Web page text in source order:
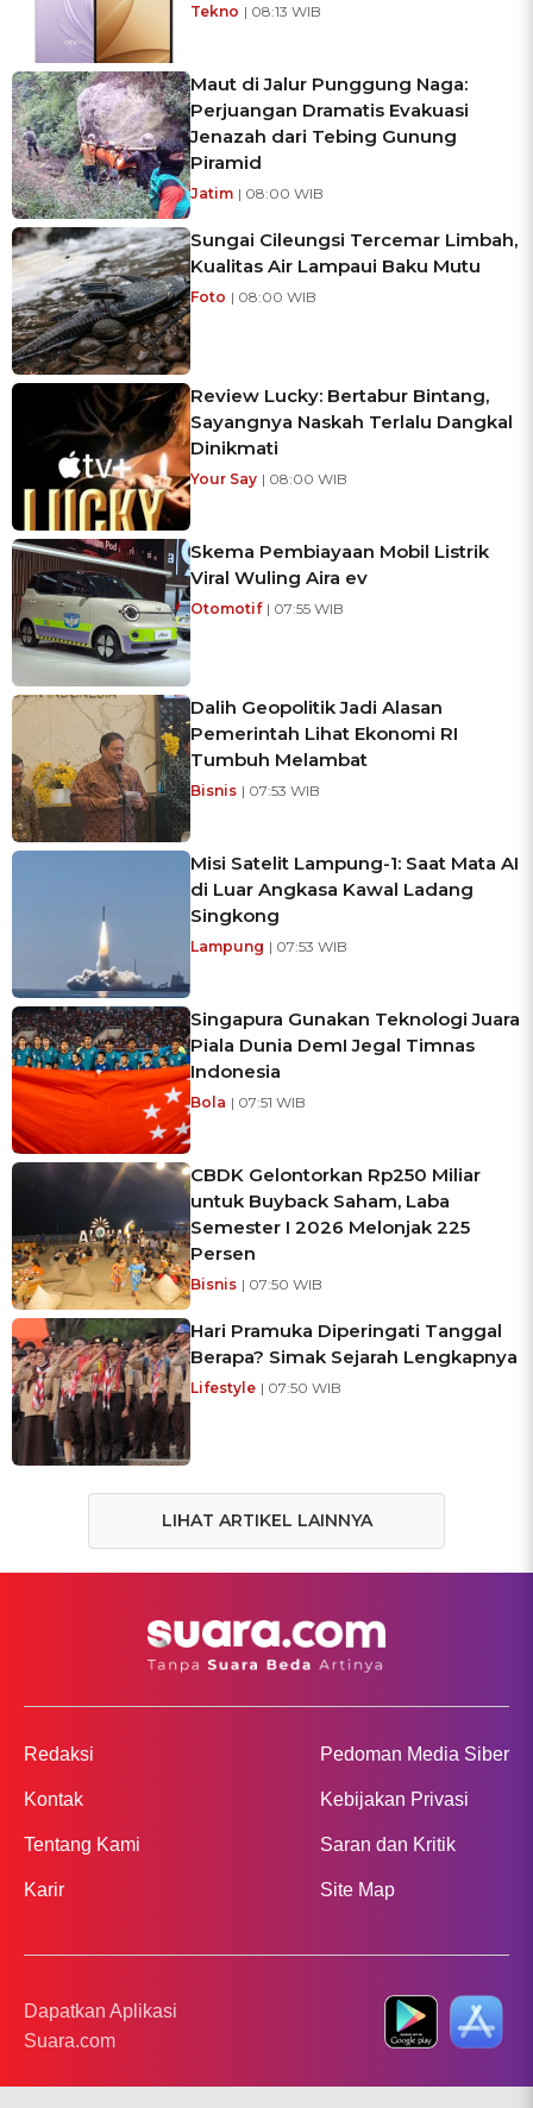
Tekno | 08:13 WIB
Maut di Jalur Punggung Naga:
Perjuangan Dramatis Evakuasi
Jenazah dari Tebing Gunung
Piramid
Jatim | 08:00 WIB
Sungai Cileungsi Tercemar Limbah,
Kualitas Air Lampaui Baku Mutu
Foto | 08:00 WIB
Review Lucky: Bertabur Bintang,
Sayangnya Naskah Terlalu Dangkal
Dinikmati
Your Say | 08:00 WIB
Skema Pembiayaan Mobil Listrik
Viral Wuling Aira ev
Otomotif | 07:55 WIB
Dalih Geopolitik Jadi Alasan
Pemerintah Lihat Ekonomi RI
Tumbuh Melambat
Bisnis | 07:53 WIB
Misi Satelit Lampung-1: Saat Mata AI
di Luar Angkasa Kawal Ladang
Singkong
Lampung | 07:53 WIB
Singapura Gunakan Teknologi Juara
Piala Dunia DemI Jegal Timnas
Indonesia
Bola | 07:51 WIB
CBDK Gelontorkan Rp250 Miliar
untuk Buyback Saham, Laba
Semester I 2026 Melonjak 225
Persen
Bisnis | 07:50 WIB
Hari Pramuka Diperingati Tanggal
Berapa? Simak Sejarah Lengkapnya
Lifestyle | 07:50 WIB
LIHAT ARTIKEL LAINNYA
Redaksi
Kontak
Tentang Kami
Karir
Pedoman Media Siber
Kebijakan Privasi
Saran dan Kritik
Site Map
Dapatkan Aplikasi
Suara.com